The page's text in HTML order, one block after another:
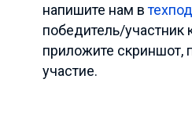
напишите нам в
победитель/участник
приложите
участие.